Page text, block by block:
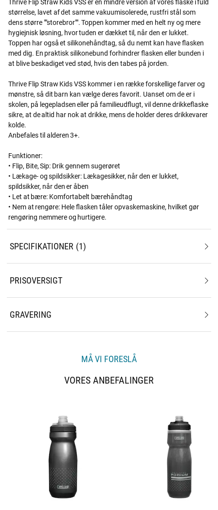
størrelse, lavet af det samme vakuumisolerede, rustfri stål som
dens større ""storebror"". Toppen kommer med en helt ny og mere
hygiejnisk løsning, hvor tuden er dækket til, når den er lukket.
Toppen har også et silikonehåndtag, så du nemt kan have flasken
med dig. En praktisk silikonebund forhindrer flasken eller bunden i
at blive beskadiget ved stød, hvis den tabes på jorden.
Thrive Flip Straw Kids VSS kommer i en række forskellige farver og
mønstre, så dit barn kan vælge deres favorit. Uanset om de er i
skolen, på legepladsen eller på familieudflugt, vil denne drikkeflaske
sikre, at de altid har nok at drikke, mens de holder deres drikkevarer
kolde.
Anbefales til alderen 3+.
Funktioner:
• Flip, Bite, Sip: Drik gennem sugerøret
• Lækage- og spildsikker: Lækagesikker, når den er lukket,
spildsikker, når den er åben
• Let at bære: Komfortabelt bærehåndtag
• Nem at rengøre: Hele flasken tåler opvaskemaskine, hvilket gør
rengøring nemmere og hurtigere.
SPECIFIKATIONER 1
PRISOVERSIGT
GRAVERING
MÅ VI FORESLÅ
VORES ANBEFALINGER